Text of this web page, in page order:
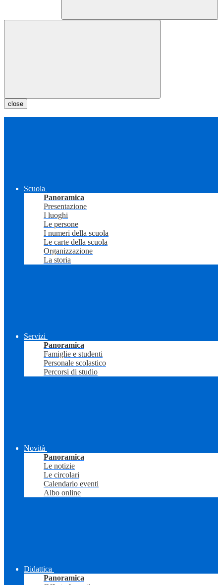
close
Scuola
Panoramica
Presentazione
I luoghi
Le persone
I numeri della scuola
Le carte della scuola
Organizzazione
La storia
Servizi
Panoramica
Famiglie e studenti
Personale scolastico
Percorsi di studio
Novità
Panoramica
Le notizie
Le circolari
Calendario eventi
Albo online
Didattica
Panoramica